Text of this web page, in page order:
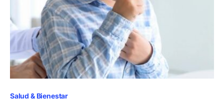
Salud & Bienestar